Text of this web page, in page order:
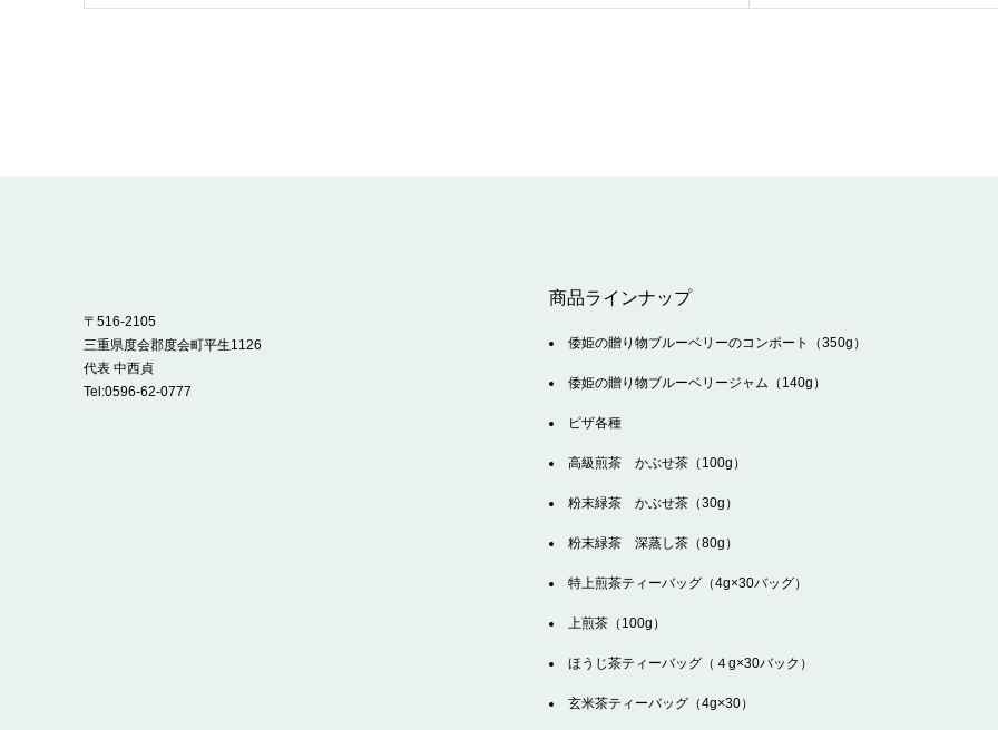
〒516-2105
三重県度会郡度会町平生1126
代表 中西貞
Tel:0596-62-0777
商品ラインナップ
倭姫の贈り物ブルーベリーのコンポート（350g）
倭姫の贈り物ブルーベリージャム（140g）
ピザ各種
高級煎茶 かぶせ茶（100g）
粉末緑茶 かぶせ茶（30g）
粉末緑茶 深蒸し茶（80g）
特上煎茶ティーバッグ（4g×30バッグ）
上煎茶（100g）
ほうじ茶ティーバッグ（４g×30バック）
玄米茶ティーバッグ（4g×30）